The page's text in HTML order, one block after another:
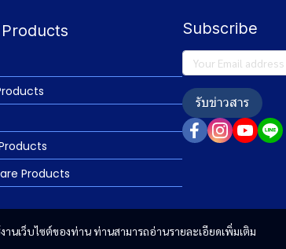
เว็บไซต์ของท่าน ท่านสามารถอ่านรายละเอียดเพิ่มเติม
Products
Subscribe
รับข่าวสาร